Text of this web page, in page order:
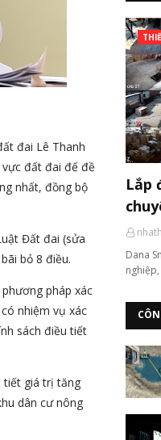
đai Lê Thanh
đất đai đế đề
nhất, đồng bộ
Đất đai (sửa
bỏ 8 điều.
pháp xác
nhiệm vụ xác
sách điều tiết
tiết giá trị tăng
dân cư nông
Lắp
Dana